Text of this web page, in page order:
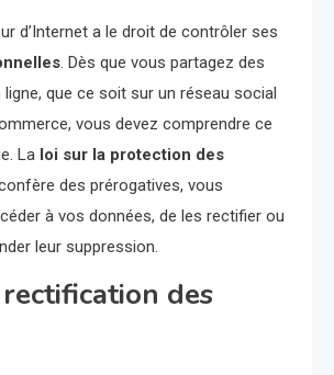
d’Internet a le droit de contrôler ses
. Dès que vous partagez des
que ce soit sur un réseau social
vous devez comprendre ce
La loi sur la protection des
des prérogatives, vous
à vos données, de les rectifier ou
leur suppression.
des